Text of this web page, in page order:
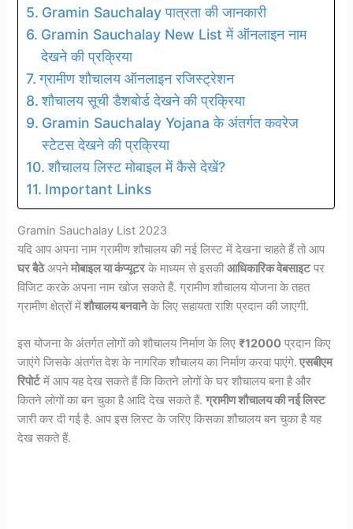
Gramin Sauchalay पात्रता की जानकारी
Gramin Sauchalay New List में ऑनलाइन नाम
देखने की प्रक्रिया
ग्रामीण शौचालय ऑनलाइन रजिस्ट्रेशन
शौचालय सूची डैशबोर्ड देखने की प्रक्रिया
Gramin Sauchalay Yojana के अंतर्गत कवरेज
स्टेटस देखने की प्रक्रिया
शौचालय लिस्ट मोबाइल में कैसे देखें?
Important Links
Gramin Sauchalay List 2023
यदि आप अपना नाम ग्रामीण शौचालय की नई लिस्ट में देखना चाहते हैं तो आप
घर बैठेअपनेमोबाइल या कंप्यूटरके माध्यम से इसकीआधिकारिक वेबसाइटपर
विजिट करके अपना नाम खोज सकते हैं. ग्रामीण शौचालय योजना के तहत
ग्रामीण क्षेत्रों मेंशौचालय बनवानेके लिए सहायता राशि प्रदान की जाएगी.
इस योजना के अंतर्गत लोगों को शौचालय निर्माण के लिए₹12000 प्रदान किए
जाएंगे जिसके अंतर्गत देश के नागरिक शौचालय का निर्माण करवा पाएंगे. एसबीएम
रिपोर्टमें आप यह देख सकते हैं कि कितने लोगों के घर शौचालय बना है और
कितने लोगों का बन चुका है आदि देख सकते हैं.ग्रामीण शौचालय की नई लिस्ट
जारी कर दी गई है. आप इस लिस्ट के जरिए किसका शौचालय बन चुका है यह
देख सकते हैं.